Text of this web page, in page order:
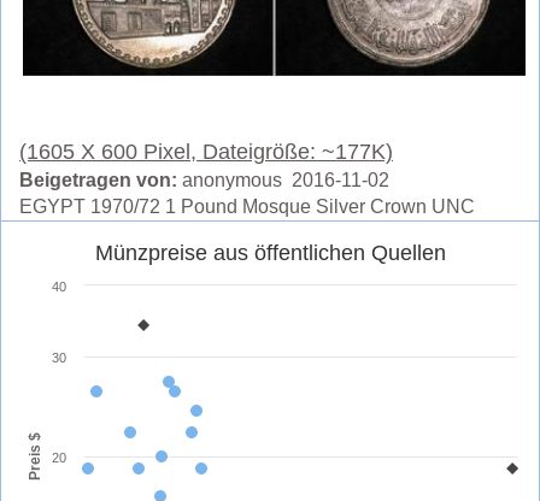
(1605 X 600 Pixel, Dateigröße: ~177K)
Beigetragen von: anonymous 2016-11-02
EGYPT 1970/72 1 Pound Mosque Silver Crown UNC